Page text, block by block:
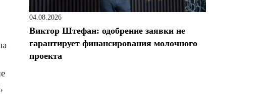
04.08.2026
Виктор Штефан: одобрение заявки не
гарантирует финансирования молочного
проекта